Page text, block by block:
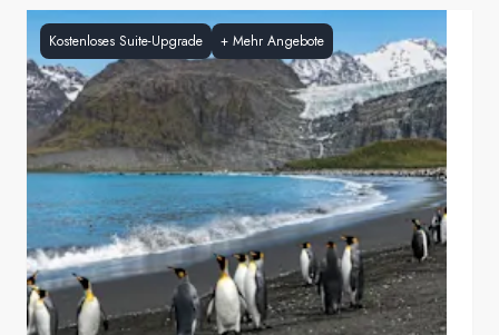
Kostenloses Suite-Upgrade + Mehr Angebote